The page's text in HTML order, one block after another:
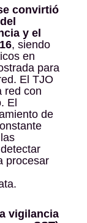
convirtió
y el
, siendo
en
para
El TJO
red con
El
de
procesar
vigilancia